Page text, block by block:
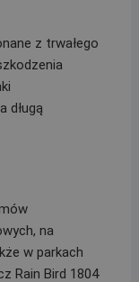
z trwałego
długą
na
w parkach
Rain Bird 1804